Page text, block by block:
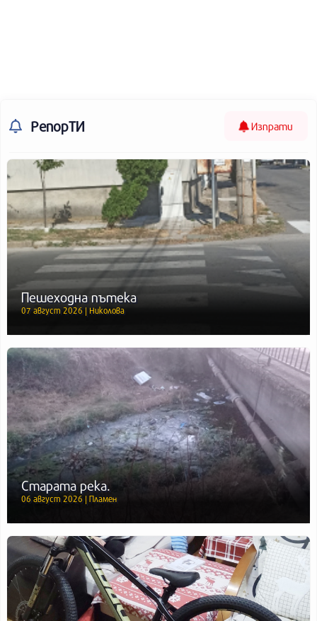
РепорТИ Изпрати
Пешеходна пътека
07 август 2026 | Николова
Старата река.
06 август 2026 | Пламен